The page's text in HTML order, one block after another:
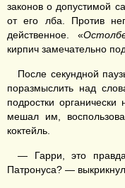
законов о допустимой
от его лба. Против
действенное. «
кирпич замечательно
После секундной
поразмыслить над
подростки
мешал им,
коктейль.
— Гарри, это
Патронуса? —